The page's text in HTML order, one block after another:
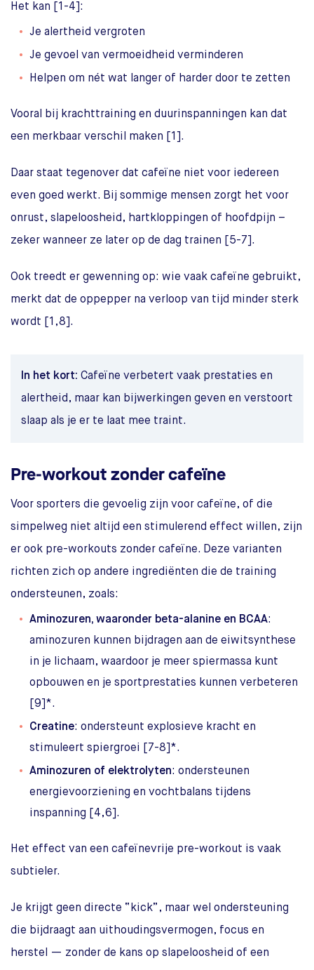
Het kan [1-4]:
Je alertheid vergroten
Je gevoel van vermoeidheid verminderen
Helpen om nét wat langer of harder door te zetten
Vooral bij krachttraining en duurinspanningen kan dat
een merkbaar verschil maken [1].
Daar staat tegenover dat cafeïne niet voor iedereen
even goed werkt. Bij sommige mensen zorgt het voor
onrust, slapeloosheid, hartkloppingen of hoofdpijn –
zeker wanneer ze later op de dag trainen [5-7].
Ook treedt er gewenning op: wie vaak cafeïne gebruikt,
merkt dat de oppepper na verloop van tijd minder sterk
wordt [1,8].
In het kort: Cafeïne verbetert vaak prestaties en
alertheid, maar kan bijwerkingen geven en verstoort
slaap als je er te laat mee traint.
Pre-workout zonder cafeïne
Voor sporters die gevoelig zijn voor cafeïne, of die
simpelweg niet altijd een stimulerend effect willen, zijn
er ook pre-workouts zonder cafeïne. Deze varianten
richten zich op andere ingrediënten die de training
ondersteunen, zoals:
Aminozuren, waaronder beta-alanine en BCAA:
aminozuren kunnen bijdragen aan de eiwitsynthese
in je lichaam, waardoor je meer spiermassa kunt
opbouwen en je sportprestaties kunnen verbeteren
[9]*.
Creatine: ondersteunt explosieve kracht en
stimuleert spiergroei [7-8]*.
Aminozuren of elektrolyten: ondersteunen
energievoorziening en vochtbalans tijdens
inspanning [4,6].
Het effect van een cafeïnevrije pre-workout is vaak
subtieler.
Je krijgt geen directe “kick”, maar wel ondersteuning
die bijdraagt aan uithoudingsvermogen, focus en
herstel — zonder de kans op slapeloosheid of een